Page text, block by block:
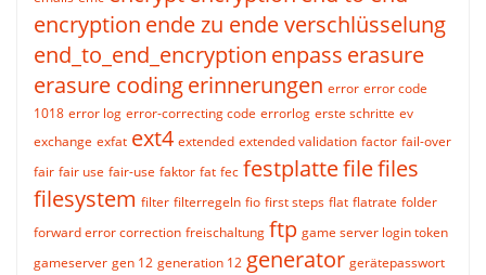
encryption ende zu ende verschlüsselung
end_to_end_encryption enpass erasure
erasure codingerinnerungen error error code
1018 error log error-correcting code errorlog erste schritte ev
exchange exfat ext4 extended extended validation factor fail-over
fair fair use fair-use faktor fat fec festplattefilefiles
filesystem filter filterregeln fio first steps flat flatrate folder
forward error correction freischaltung ftp game server login token
gameserver gen 12 generation 12 generator gerätepasswort